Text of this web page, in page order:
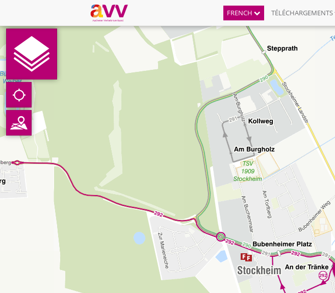
FRENCH TÉLÉCHARGEMENTS